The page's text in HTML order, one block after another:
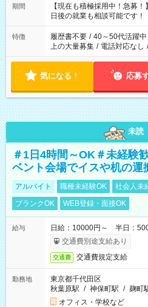
たくない」 など、ご希望を教えてく
の方へ 今ご覧のお仕事で希
の勤務時間。 合計で週40時
期間
【現在も積極採用中！急募
日後の就業も相談可能です！
特徴 履歴書不要 / 40～50代活躍中
上の大量募集 / 電話対応なし /
気になる！ 応募
未読
＃1日4時間～OK＃未経験
ベント会場でイスや机の運
アルバイト 職種未経験OK 社会人未
ブランクOK
WEB登録・面接OK
給与
日給：10000円～ 半日：
交通費別途支給あり
交通費 交通費規定支給
勤務地
東京都千代田区
秋葉原駅 / 神保町駅 / 麹町
オフィス・学校など